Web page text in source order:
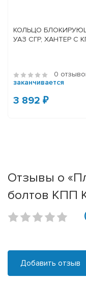
КОЛЬЦО
УАЗ СГР, ХАНТЕР С
0
заканчивается
3 892 ₽
Отзывы о
болтов КПП
Добавить отзыв